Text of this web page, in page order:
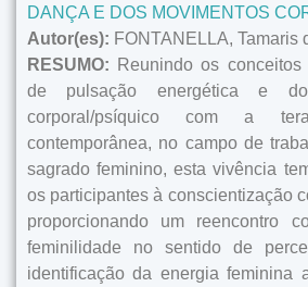
DANÇA E DOS MOVIMENTOS
Autor(es): FONTANELLA, Tamaris
RESUMO:
Reunindo os
de pulsação energética e do
corporal/psíquico com a
contemporânea, no campo de
sagrado feminino, esta vivência
os participantes à conscientização
proporcionando um reencontro
feminilidade no sentido de
identificação da energia feminina